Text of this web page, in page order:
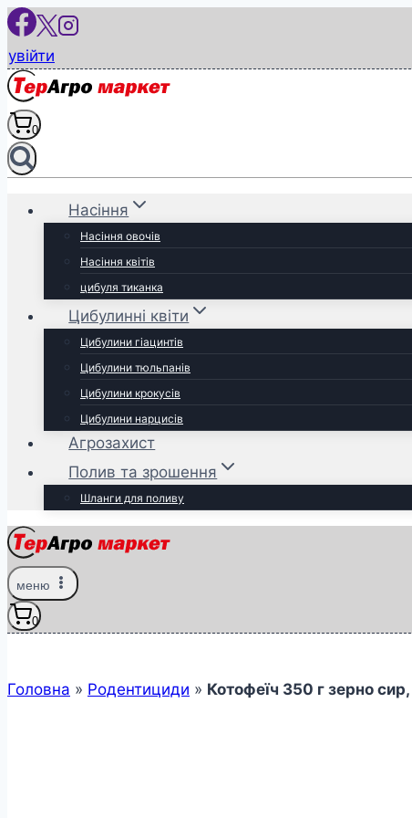
Перейти
вмісту
увійти
0
Насіння
Насіння овочів
Насіння квітів
цибуля тиканка
Цибулинні квіти
Цибулини гіацинтів
Цибулини тюльпанів
Цибулини крокусів
Цибулини нарцисів
Агрозахист
Полив та зрошення
Шланги для поливу
меню
0
Головна » Родентициди » Котофеїч 350 г зерно